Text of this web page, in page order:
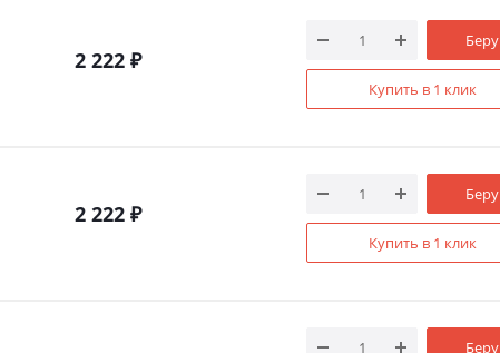
2 222 ₽
Беру
Купить в 1 клик
2 222 ₽
Беру
Купить в 1 клик
Беру